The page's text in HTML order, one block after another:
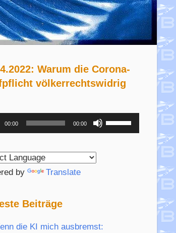
Warum die Corona-
völkerrechtswidrig
00:00 00:00
Pfeiltasten
Hoch/Runter
by Translate
Beiträge
die KI mich ausbremst: